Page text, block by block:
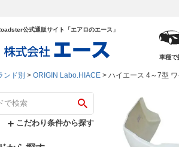
公式通販サイト「エアロのエース」
車種で
ンド別 ORIGIN Labo.HIACE ハイエース 4～7型
こだわり条件から探す